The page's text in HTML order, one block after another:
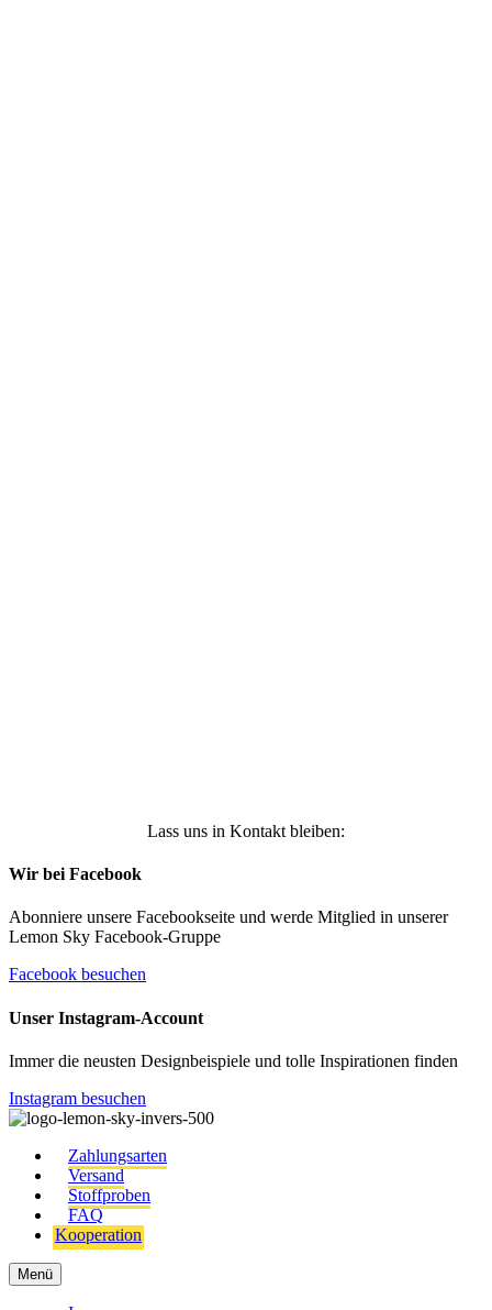
Lass uns in Kontakt bleiben:
Wir bei Facebook
Abonniere unsere Facebookseite und werde Mitglied in unserer
Lemon Sky Facebook-Gruppe
Facebook besuchen
Unser Instagram-Account
Immer die neusten Designbeispiele und tolle Inspirationen finden
Instagram besuchen
Zahlungsarten
Versand
Stoffproben
FAQ
Kooperation
Menü